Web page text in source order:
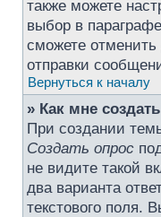
также можете
выбор в
сможете
отправки
Вернуться к началу
» Как мне
При создании
Создать опрос
не видите такой
два варианта
текстового поля.